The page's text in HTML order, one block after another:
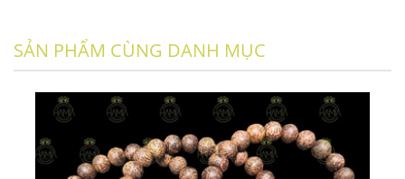
SẢN PHẨM CÙNG DANH MỤC